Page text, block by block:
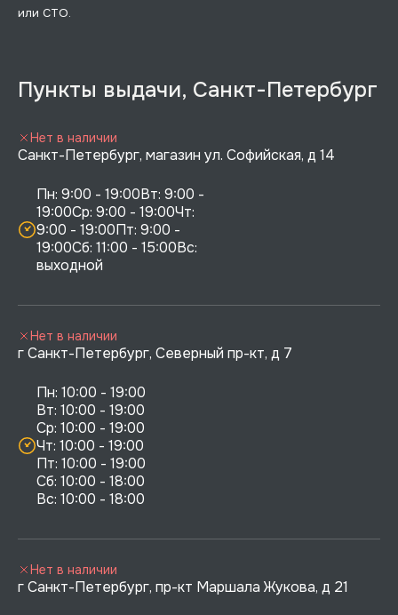
или СТО.
Пункты выдачи, Санкт-Петербург
Санкт-Петербург, магазин ул. Софийская, д 14
Пн: 9:00 - 19:00Вт: 9:00 -
19:00Ср: 9:00 - 19:00Чт:
9:00 - 19:00Пт: 9:00 -
19:00Сб: 11:00 - 15:00Вс:
выходной
Нет в наличии
г Санкт-Петербург, Северный пр-кт, д 7
Пн: 10:00 - 19:00
Вт: 10:00 - 19:00
Ср: 10:00 - 19:00
Чт: 10:00 - 19:00
Пт: 10:00 - 19:00
Сб: 10:00 - 18:00
Нет в наличии
г Санкт-Петербург, пр-кт Маршала Жукова, д 21
Нет в наличии